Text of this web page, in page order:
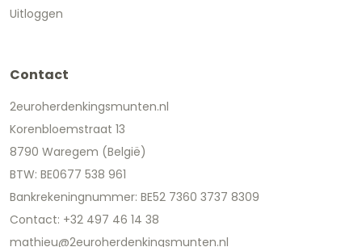
Uitloggen
Contact
2euroherdenkingsmunten.nl
Korenbloemstraat 13
8790 Waregem (België)
BTW: BE0677 538 961
Bankrekeningnummer: BE52 7360 3737 8309
Contact: +32 497 46 14 38
mathieu@2euroherdenkingsmunten.nl